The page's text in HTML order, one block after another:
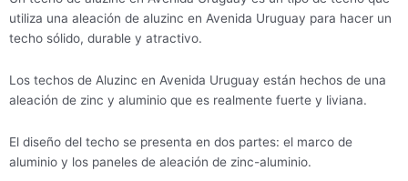
utiliza una aleación de aluzinc en Avenida Uruguay para hacer un
techo sólido, durable y atractivo.
Los techos de Aluzinc en Avenida Uruguay están hechos de una
aleación de zinc y aluminio que es realmente fuerte y liviana.
El diseño del techo se presenta en dos partes: el marco de
aluminio y los paneles de aleación de zinc-aluminio.